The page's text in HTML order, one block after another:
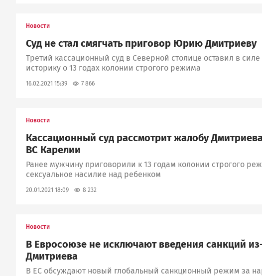
Новости
Суд не стал смягчать приговор Юрию Дмитриеву
Третий кассационный суд в Северной столице оставил в
историку о 13 годах колонии строгого режима
16.02.2021 15:39 7 866
Новости
Кассационный суд рассмотрит жалобу
ВС Карелии
Ранее мужчину приговорили к 13 годам колонии строгого
сексуальное насилие над ребенком
20.01.2021 18:09 8 232
Новости
В Евросоюзе не исключают введения санкций
Дмитриева
В ЕС обсуждают новый глобальный санкционный режим за